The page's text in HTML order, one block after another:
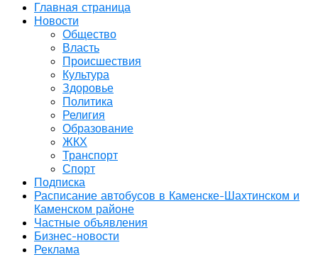
Главная страница
Новости
Общество
Власть
Происшествия
Культура
Здоровье
Политика
Религия
Образование
ЖКХ
Транспорт
Спорт
Подписка
Расписание автобусов в Каменске-Шахтинском и
Каменском районе
Частные объявления
Бизнес-новости
Реклама